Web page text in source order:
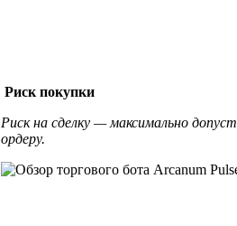
Риск покупки
Риск на сделку — максимально
ордеру.